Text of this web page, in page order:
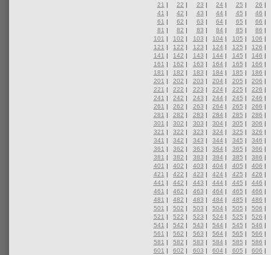
21 | 22 | 23 | 24 | 25 | 26 |
41 | 42 | 43 | 44 | 45 | 46 |
61 | 62 | 63 | 64 | 65 | 66 |
81 | 82 | 83 | 84 | 85 | 86 |
101 | 102 | 103 | 104 | 105 | 106 |
121 | 122 | 123 | 124 | 125 | 126 |
141 | 142 | 143 | 144 | 145 | 146 |
161 | 162 | 163 | 164 | 165 | 166 |
181 | 182 | 183 | 184 | 185 | 186 |
201 | 202 | 203 | 204 | 205 | 206 |
221 | 222 | 223 | 224 | 225 | 226 |
241 | 242 | 243 | 244 | 245 | 246 |
261 | 262 | 263 | 264 | 265 | 266 |
281 | 282 | 283 | 284 | 285 | 286 |
301 | 302 | 303 | 304 | 305 | 306 |
321 | 322 | 323 | 324 | 325 | 326 |
341 | 342 | 343 | 344 | 345 | 346 |
361 | 362 | 363 | 364 | 365 | 366 |
381 | 382 | 383 | 384 | 385 | 386 |
401 | 402 | 403 | 404 | 405 | 406 |
421 | 422 | 423 | 424 | 425 | 426 |
441 | 442 | 443 | 444 | 445 | 446 |
461 | 462 | 463 | 464 | 465 | 466 |
481 | 482 | 483 | 484 | 485 | 486 |
501 | 502 | 503 | 504 | 505 | 506 |
521 | 522 | 523 | 524 | 525 | 526 |
541 | 542 | 543 | 544 | 545 | 546 |
561 | 562 | 563 | 564 | 565 | 566 |
581 | 582 | 583 | 584 | 585 | 586 |
601 | 602 | 603 | 604 | 605 | 606 |